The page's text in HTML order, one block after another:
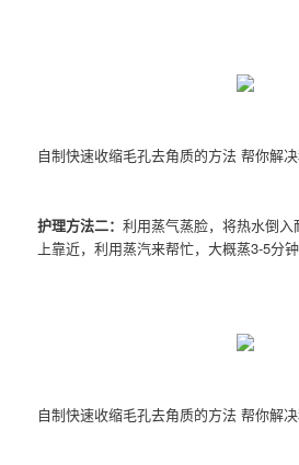
自制快速收缩毛孔去角质的方法 帮你解
护理方法二：利用蒸气蒸脸，将热水倒
上靠近，利用蒸汽来帮忙，大概蒸3-5分钟
自制快速收缩毛孔去角质的方法 帮你解